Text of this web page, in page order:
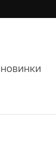
НОВИНКИ